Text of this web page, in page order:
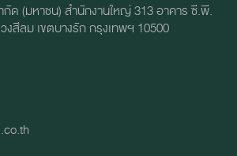
ด (มหาชน) สำนักงานใหญ่ 313 อาคาร ซี.พี.
งสีลม เขตบางรัก กรุงเทพฯ 10500